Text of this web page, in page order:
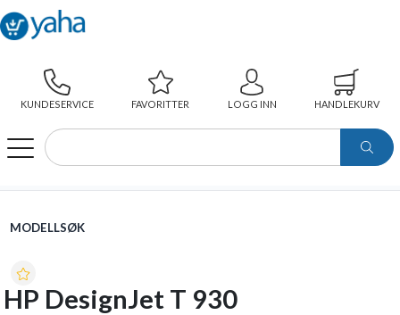
KUNDESERVICE FAVORITTER LOGG INN HANDLEKURV
WEBSHOP
MODELLSØK
HP DesignJet T 930